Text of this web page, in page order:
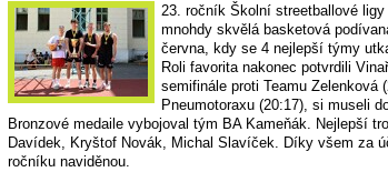
23. ročník Školní streetballové
mnohdy skvělá basketová
června, kdy se 4 nejlepší týmy
Roli favorita nakonec potvrdili
semifinále proti Teamu Zelenková
Pneumotoraxu (20:17), si museli
Bronzové medaile vybojoval tým BA Kameňák. Nejlepší
Davídek, Kryštof Novák, Michal Slavíček. Díky všem za
ročníku naviděnou.